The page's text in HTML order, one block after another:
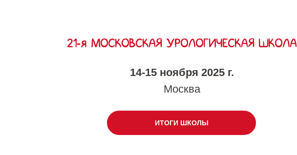
14-15 ноября 2025 г.
Москва
21-я МОСКОВСКАЯ УРОЛОГИЧЕСКАЯ ШКОЛА
ИТОГИ ШКОЛЫ